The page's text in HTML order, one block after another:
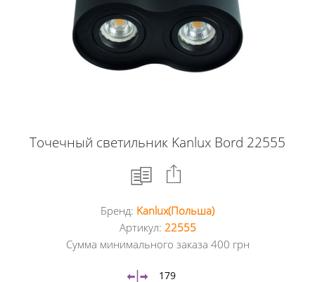
Точечный светильник Kanlux Bord 22555
Facebook
Бренд: Kanlux(Польша)
Артикул: 22555
Сумма минимального заказа 400 грн
179